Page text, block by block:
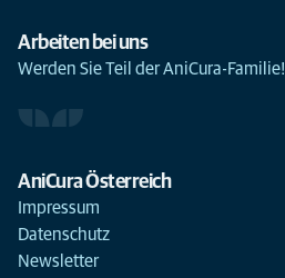
Arbeiten bei uns
Werden Sie Teil der AniCura-Familie!
AniCura Österreich
Impressum
Datenschutz
Newsletter